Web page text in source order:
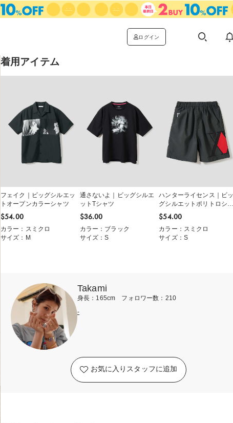
ログイン
着用アイテム
フェイク｜ビッグシルエッ
トオープンカラーシャツ
$‌54.00
カラー：スミクロ
サイズ：M
通さないよ｜ビッグシルエ
ットTシャツ
$‌36.00
カラー：ブラック
サイズ：S
ハンターライセンス｜ビッ
グシルエットポリトロショ
ートパンツ
$‌54.00
カラー：スミクロ
サイズ：S
Takami
身長：165cm フォロワー数：210
-
お気に入りスタッフに追加